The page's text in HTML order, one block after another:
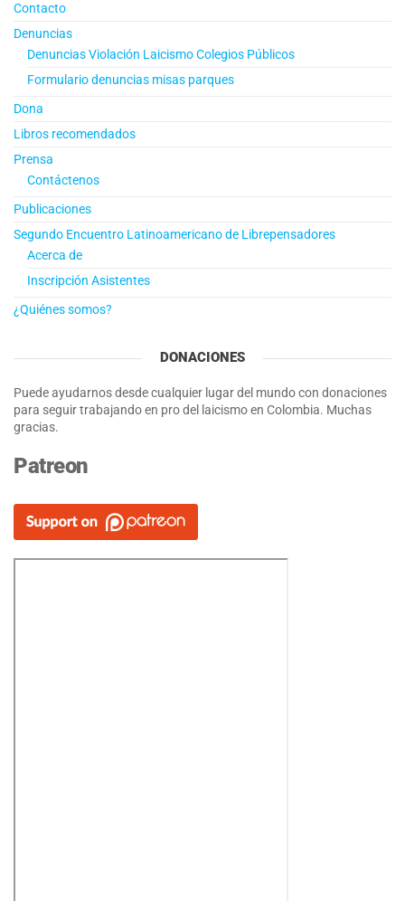
Contacto
Denuncias
Denuncias Violación Laicismo Colegios Públicos
Formulario denuncias misas parques
Dona
Libros recomendados
Prensa
Contáctenos
Publicaciones
Segundo Encuentro Latinoamericano de Librepensadores
Acerca de
Inscripción Asistentes
¿Quiénes somos?
DONACIONES
Puede ayudarnos desde cualquier lugar del mundo con donaciones
para seguir trabajando en pro del laicismo en Colombia. Muchas
gracias.
Patreon